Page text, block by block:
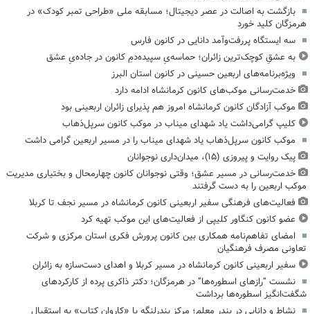
بازگشت به اصالت در عصر دیجیتال؛ مسابقه ملی «طراحی تمبر کودک» در
هرمزگان کلید خورد
سه ایستگاه پررفت‌وآمد دانایی در کانون فارس
به عشقِ کوچک‌ترین زائران؛ حماسه‌یِ سپیده‌دمِ کانون در جاده‌یِ عشق
ویژه‌برنامه‌های اربعین حسینی در کانون استان البرز
خدمت‌رسانی موکب‌های کانون کرمانشاه ادامه دارد
موکب آزادگان کانون کرمانشاه امروز هم پذیرای زائران اربعینی بود
کلیپ گرامی‌داشت یاد شهدای میناب در موکب کانون سرپل‌ذهاب
موکب کانون سرپل‌ذهاب یاد شهدای میناب را در مسیر اربعین گرامی داشت
پیک روایت و پیروزی (۱۵)، میدان‌داری نوجوانان
خدمت‌رسانی در مسیر عشق؛ وقتی نوجوانان کانون چهارمحال و بختیاری مدیریت
موکب اربعین را به دست گرفتند
فعالیت‌های فرهنگی سفیر اربعینی کانون کرمانشاه در مسیر نجف تا کربلا
عضو کانون کنگاور کلیپی از فعالیت‌های این موکب تهیه کرد
امضای تفاهم‌نامه همکاری بین کانون پرورش فکری استان مرکزی و شرکت
تعاونی مصرف فرهنگیان
سفیر اربعینی کانون کرمانشاه در مسیر کربلا و اهدای دست‌سازه به زائران
نشست “رازهای اسطوره‌ها” در هرمزگان؛ دکتر ذاکری پرده از کارکردهای
شگفت‌انگیز اسطوره‌ها برداشت
نشاط و دانایی در بندر معلم؛ مرکز بندرلنگه با «کاروان کتاب» به استقبال